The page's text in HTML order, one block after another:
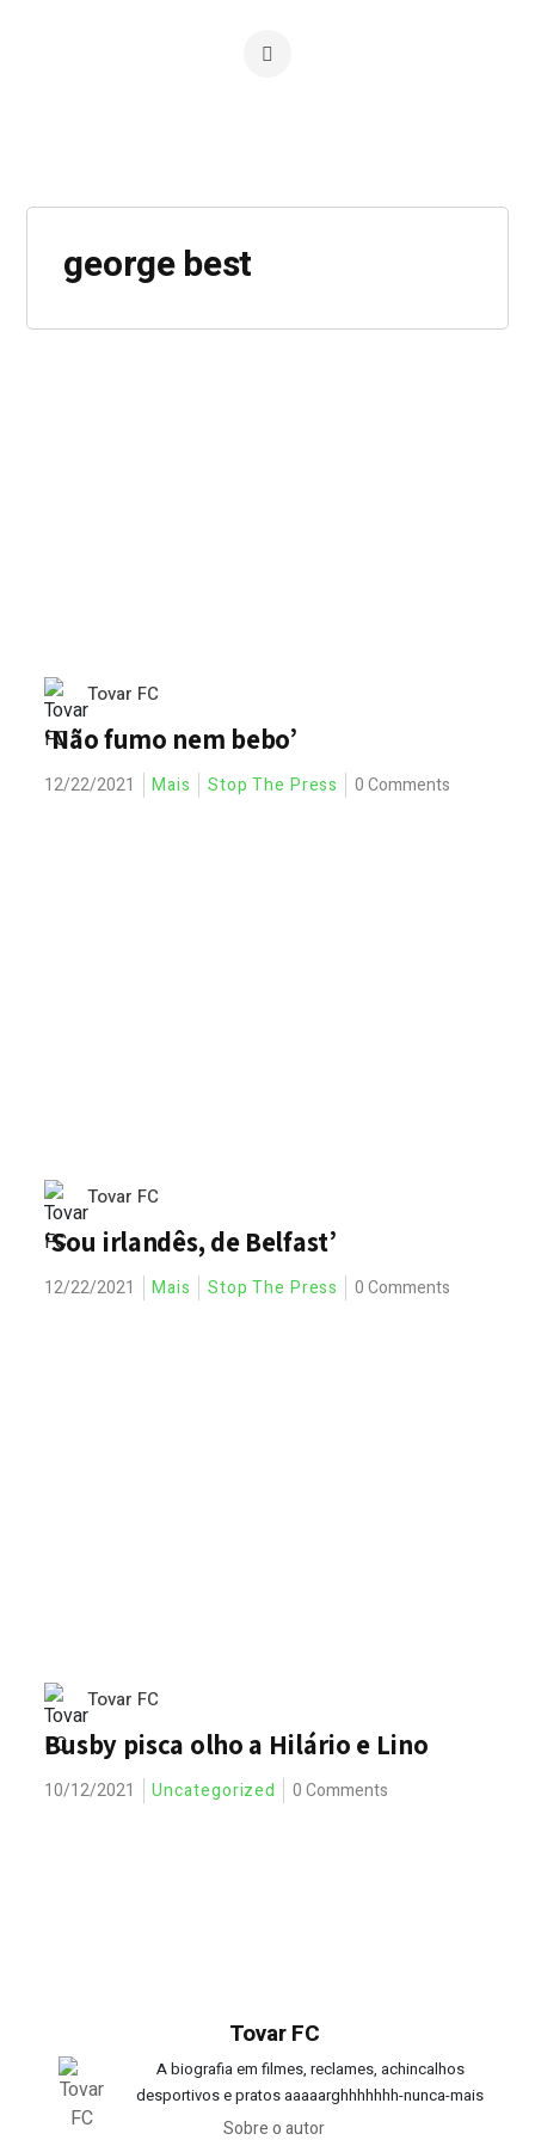
george best
Tovar FC
‘Não fumo nem bebo’
12/22/2021 Mais Stop The Press 0 Comments
Tovar FC
‘Sou irlandês, de Belfast’
12/22/2021 Mais Stop The Press 0 Comments
Tovar FC
Busby pisca olho a Hilário e Lino
10/12/2021 Uncategorized 0 Comments
Tovar FC
A biografia em filmes, reclames, achincalhos
desportivos e pratos aaaaarghhhhhhh-nunca-mais
Sobre o autor